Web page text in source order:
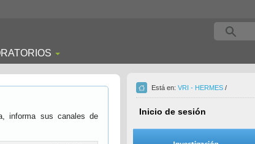
informa sus canales de
Está en: VRI - HERMES /
Inicio de sesión